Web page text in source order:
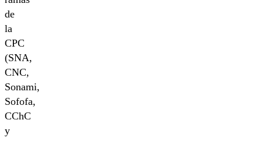
de
la
CPC
(SNA,
CNC,
Sonami,
Sofofa,
CChC
y